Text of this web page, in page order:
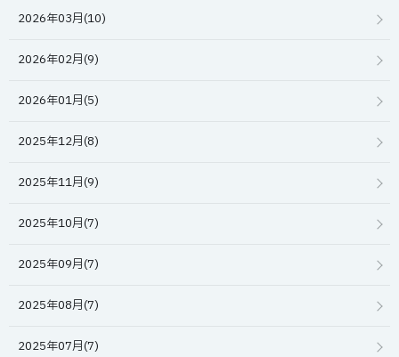
2026年03月(10)
2026年02月(9)
2026年01月(5)
2025年12月(8)
2025年11月(9)
2025年10月(7)
2025年09月(7)
2025年08月(7)
2025年07月(7)